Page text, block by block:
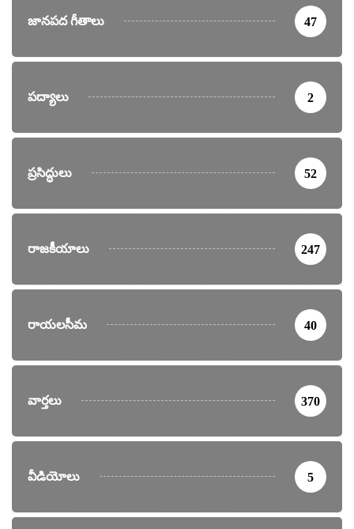
జానపద గీతాలు 47
పద్యాలు 2
ప్రసిద్ధులు 52
రాజకీయాలు 247
రాయలసీమ 40
వార్తలు 370
వీడియోలు 5